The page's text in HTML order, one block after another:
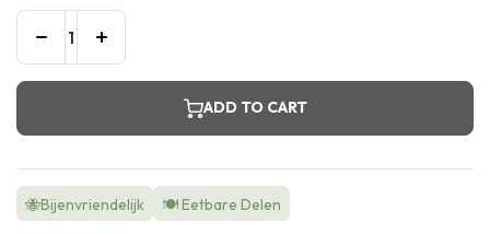
ADD TO CART
🐝Bijenvriendelijk 🍽️ Eetbare Delen